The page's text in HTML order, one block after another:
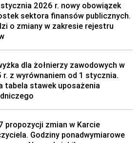
stycznia 2026 r. nowy obowiązek
sektora finansów publicznych.
o zmiany w zakresie rejestru
dla żołnierzy zawodowych w
r. z wyrównaniem od 1 stycznia.
tabela stawek uposażenia
propozycji zmian w Karcie
Godziny ponadwymiarowe